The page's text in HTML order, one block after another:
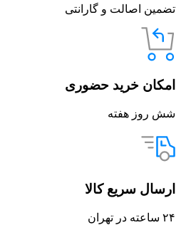
تضمین اصالت و گارانتی
امکان خرید حضوری
شش روز هفته
ارسال سریع کالا
۲۴ ساعته در تهران